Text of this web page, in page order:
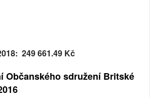
249 661.49 Kč
Občanského sdružení Britské